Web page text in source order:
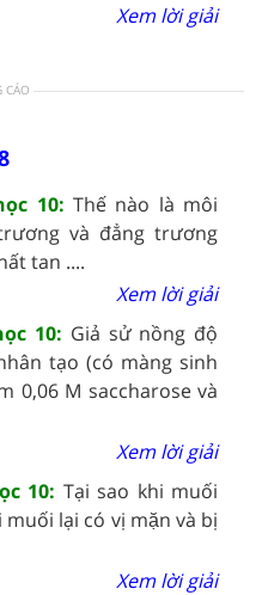
Xem lời giải
CÁO
10: Thế nào là môi
và đẳng trương
tan ....
Xem lời giải
10: Giả sử nồng độ
tạo (có màng sinh
0,06 M saccharose và
Xem lời giải
10: Tại sao khi muối
lại có vị mặn và bị
Xem lời giải